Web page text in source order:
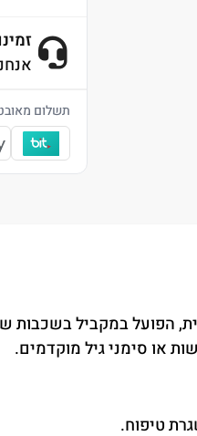
תשלום
הפועל במקביל
או סימני גיל מוקדמים.
טיפוח.